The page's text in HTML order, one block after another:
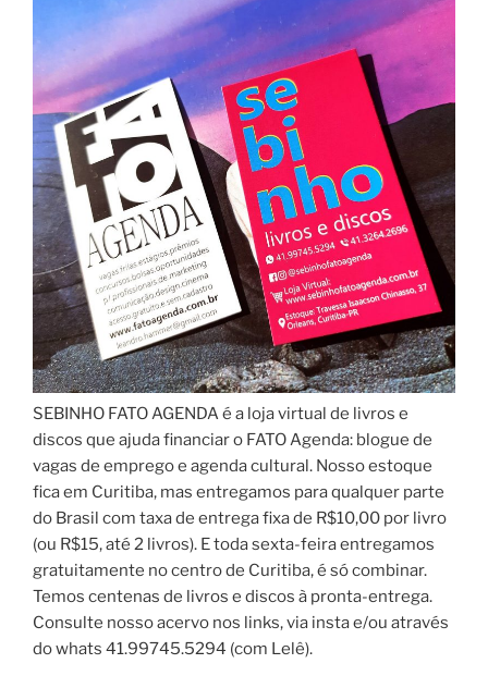
SEBINHO FATO AGENDA é a loja virtual de livros e
discos que ajuda financiar o FATO Agenda: blogue de
vagas de emprego e agenda cultural. Nosso estoque
fica em Curitiba, mas entregamos para qualquer parte
do Brasil com taxa de entrega fixa de R$10,00 por livro
(ou R$15, até 2 livros). E toda sexta-feira entregamos
gratuitamente no centro de Curitiba, é só combinar.
Temos centenas de livros e discos à pronta-entrega.
Consulte nosso acervo nos links, via insta e/ou através
do whats 41.99745.5294 (com Lelê).